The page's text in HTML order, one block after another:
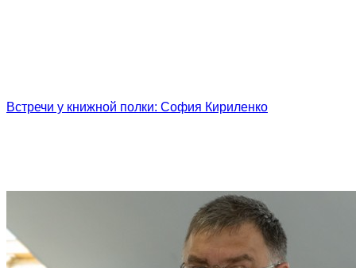
Встречи у книжной полки: София Кириленко